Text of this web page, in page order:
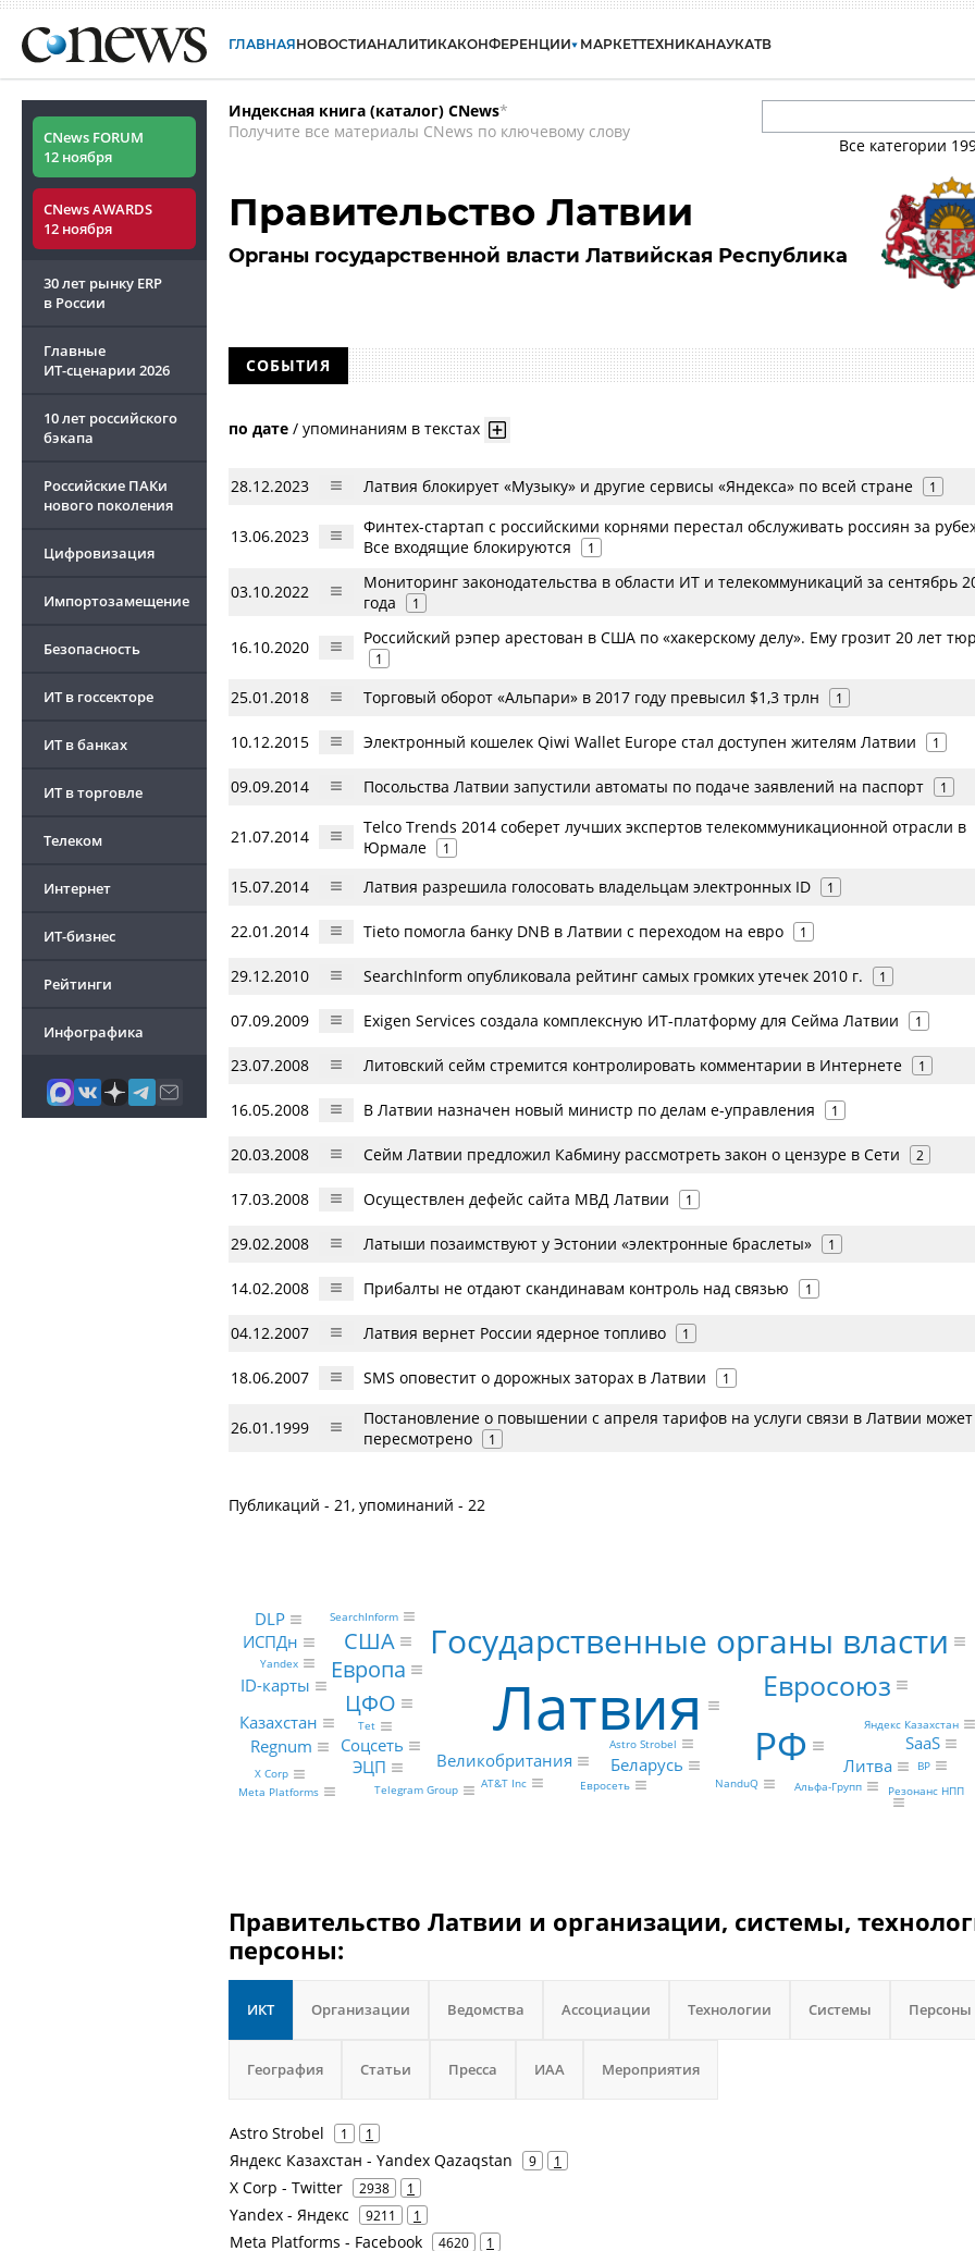
ГЛАВНАЯНОВОСТИАНАЛИТИКАКОНФЕРЕНЦИИ МАРКЕТТЕХНИКАНАУКАТВ
CNews FORUM
12 ноября
CNews AWARDS
12 ноября
30 лет рынку ERP
в России
Главные
ИТ-сценарии 2026
10 лет российского
бэкапа
Российские ПАКи
нового поколения
Цифровизация
Импортозамещение
Безопасность
ИТ в госсекторе
ИТ в банках
ИТ в торговле
Телеком
Интернет
ИТ-бизнес
Рейтинги
Инфографика
Индексная книга (каталог) CNews*
Получите все материалы CNews по ключевому слову
Все категории
Правительство Латвии
Органы государственной власти Латвийская Республика
СОБЫТИЯ
по дате / упоминаниям в текстах
28.12.2023 Латвия блокирует «Музыку» и другие сервисы «Яндекса» по всей стране 1
13.06.2023
Финтех-стартап с российскими корнями перестал обслуживать россиян за
Все входящие блокируются
1
03.10.2022
Мониторинг законодательства в области ИТ и телекоммуникаций за сентябрь
года
1
16.10.2020 Российский рэпер арестован в США по «хакерскому делу». Ему грозит 20 лет
1
25.01.2018 Торговый оборот «Альпари» в 2017 году превысил $1,3 трлн 1
10.12.2015 Электронный кошелек Qiwi Wallet Europe стал доступен жителям Латвии 1
09.09.2014 Посольства Латвии запустили автоматы по подаче заявлений на паспорт 1
21.07.2014
Telco Trends 2014 соберет лучших экспертов телекоммуникационной отрасли в
Юрмале
1
15.07.2014 Латвия разрешила голосовать владельцам электронных ID 1
22.01.2014 Tieto помогла банку DNB в Латвии с переходом на евро 1
29.12.2010 SearchInform опубликовала рейтинг самых громких утечек 2010 г. 1
07.09.2009 Exigen Services создала комплексную ИТ-платформу для Сейма Латвии 1
23.07.2008 Литовский сейм стремится контролировать комментарии в Интернете 1
16.05.2008 В Латвии назначен новый министр по делам e-управления 1
20.03.2008 Сейм Латвии предложил Кабмину рассмотреть закон о цензуре в Сети 2
17.03.2008 Осуществлен дефейс сайта МВД Латвии 1
29.02.2008 Латыши позаимствуют у Эстонии «электронные браслеты» 1
14.02.2008 Прибалты не отдают скандинавам контроль над связью 1
04.12.2007 Латвия вернет России ядерное топливо 1
18.06.2007 SMS оповестит о дорожных заторах в Латвии 1
26.01.1999
Постановление о повышении с апреля тарифов на услуги связи в Латвии
пересмотрено
1
Публикаций - 21, упоминаний - 22
Латвия РФ
Государственные органы власти
Евросоюз
США
Европа
ЦФО
Соцсеть
Великобритания Беларусь Литва
SaaS
DLP
ЭЦП
ИСПДн
ID-карты
Казахстан
Regnum
Astro Strobel
Яндекс Казахстан
X Corp
Yandex
Meta Platforms
SearchInform
Telegram Group AT&T Inc
Tet
NanduQ
Евросеть Альфа-Групп
BP
Резонанс НПП
Правительство Латвии и организации, системы,
персоны:
ИКТ Организации Ведомства Ассоциации Технологии Системы Персоны
География Статьи Пресса ИАА Мероприятия
Astro Strobel 1 1
Яндекс Казахстан - Yandex Qazaqstan 9 1
X Corp - Twitter 2938 1
Yandex - Яндекс 9211 1
Meta Platforms - Facebook 4620 1